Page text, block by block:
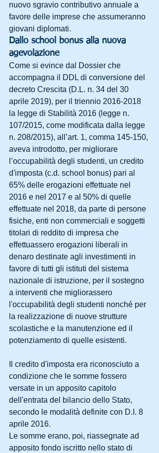
nuovo sgravio contributivo annuale a
favore delle imprese che assumeranno
giovani diplomati.
Dallo school bonus alla nuova
agevolazione
Come si evince dal Dossier che
accompagna il DDL di conversione del
decreto Crescita (D.L. n. 34 del 30
aprile 2019), per il triennio 2016-2018
la legge di Stabilità 2016 (legge n.
107/2015, come modificata dalla legge
n. 208/2015), all’art. 1, comma 145-150,
aveva introdotto, per migliorare
l’occupabilità degli studenti, un credito
d'imposta (c.d. school bonus) pari al
65% delle erogazioni effettuate nel
2016 e nel 2017 e al 50% di quelle
effettuate nel 2018, da parte di persone
fisiche, enti non commerciali e soggetti
titolari di reddito di impresa che
effettuassero erogazioni liberali in
denaro destinate agli investimenti in
favore di tutti gli istituti del sistema
nazionale di istruzione, per il sostegno
a interventi che migliorassero
l'occupabilità degli studenti nonché per
la realizzazione di nuove strutture
scolastiche e la manutenzione ed il
potenziamento di quelle esistenti.
Il credito d'imposta era riconosciuto a
condizione che le somme fossero
versate in un apposito capitolo
dell'entrata del bilancio dello Stato,
secondo le modalità definite con D.I. 8
aprile 2016.
Le somme erano, poi, riassegnate ad
apposito fondo iscritto nello stato di